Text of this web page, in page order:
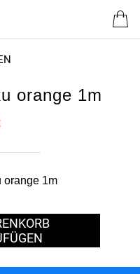
orange 1m
orange 1m